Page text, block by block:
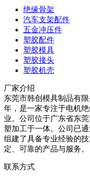
绝缘骨架
汽车支架配件
五金冲压件
塑胶配件
塑胶模具
塑胶接头
塑胶机壳
厂家介绍
东莞市韩创模具制品有
年，是一家专注于电机
业。公司位于广东省东
塑加工于一体。公司已通
组建了具备专业经验的
定、可靠的产品与服务。
联系方式